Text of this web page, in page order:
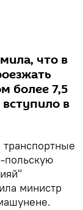
что в
более 7,5
в
польскую
министр